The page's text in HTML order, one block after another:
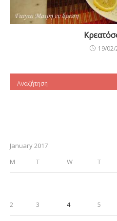
19/02/
January 2017
M
T W T
2 3 4 5